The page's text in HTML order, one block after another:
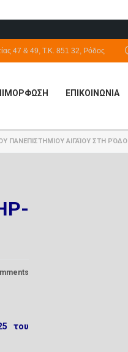
47 & 49, Τ.Κ. 851 32, Ρόδος
ΕΠΙΚΟΙΝΩΝΙΑ
ΠΑΝΕΠΙΣΤΗΜΊΟΥ ΑΙΓΑΊΟΥ ΣΤΗ ΡΌΔΟ
του